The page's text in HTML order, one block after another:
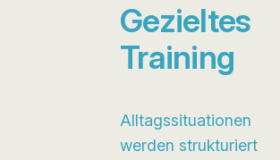
Gezieltes
Training
Alltagssituationen
werden strukturiert